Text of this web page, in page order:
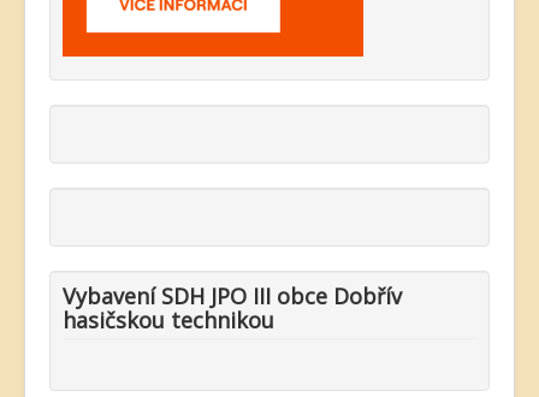
Vybavení SDH JPO III obce Dobřív
hasičskou technikou